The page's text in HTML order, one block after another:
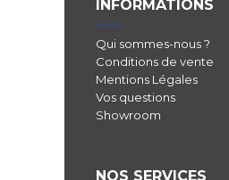
INFORMATIONS
Qui sommes-nous ?
Conditions de vente
Mentions Légales
Vos questions
Showroom
NOS SERVICES